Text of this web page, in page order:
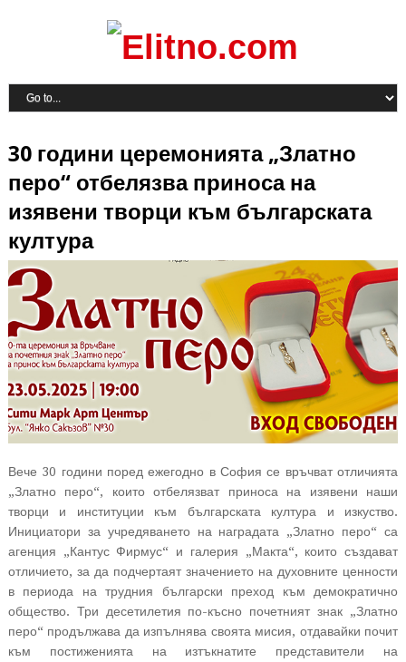
30 години церемонията „Златно
перо“ отбелязва приноса на
изявени творци към българската
култура
Вече 30 години поред ежегодно в София се връчват отличията
„Златно перо“, които отбелязват приноса на изявени наши
творци и институции към българската култура и изкуство.
Инициатори за учредяването на наградата „Златно перо“ са
агенция „Кантус Фирмус“ и галерия „Макта“, които създават
отличието, за да подчертаят значението на духовните ценности
в периода на трудния български преход към демократично
общество. Три десетилетия по-късно почетният знак „Златно
перо“ продължава да изпълнява своята мисия, отдавайки почит
към постиженията на изтъкнатите представители на